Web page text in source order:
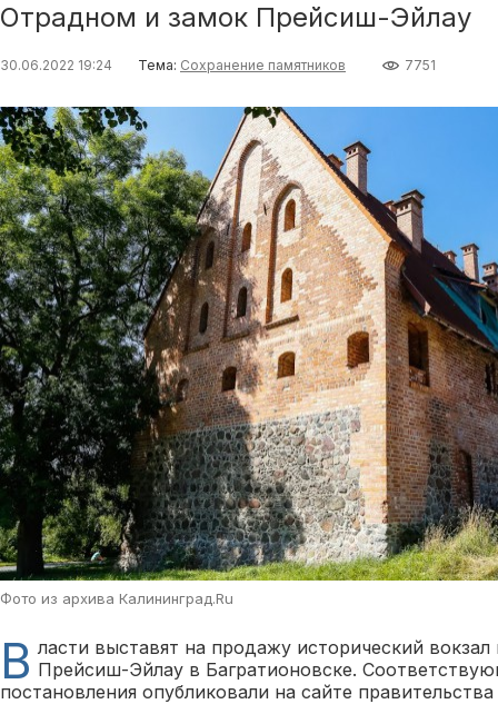
Отрадном и замок Прейсиш-Эйлау
30.06.2022 19:24 Тема: Сохранение памятников 7751
Фото из архива Калининград.Ru
В ласти выставят на продажу исторический
Прейсиш-Эйлау в Багратионовске.
постановления опубликовали на сайте